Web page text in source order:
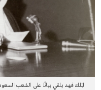
الملك فهد يلقي بيانًا على الشعب